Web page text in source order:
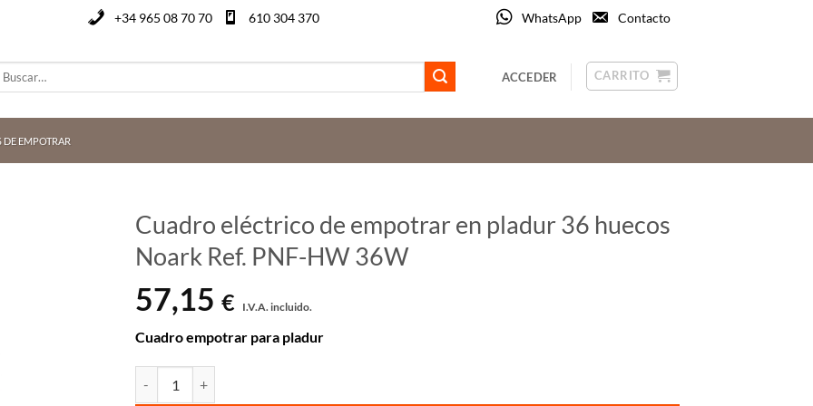
+34 965 08 70 70 610 304 370 WhatsApp Contacto
ACCEDER CARRITO
EMPOTRAR
Cuadro eléctrico de empotrar en pladur 36 huecos
Noark Ref. PNF-HW 36W
57,15 € I.V.A. incluido.
Cuadro empotrar para pladur